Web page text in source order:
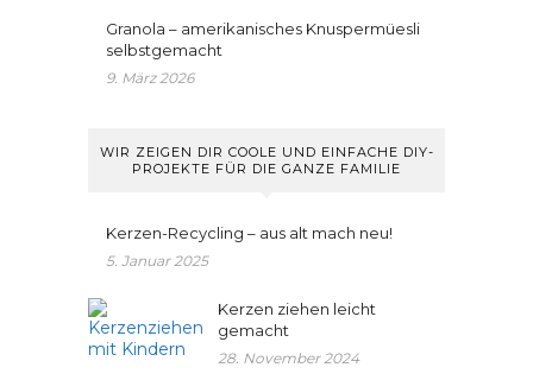
Granola – amerikanisches Knuspermüesli
selbstgemacht
9. März 2026
WIR ZEIGEN DIR COOLE UND EINFACHE DIY-
PROJEKTE FÜR DIE GANZE FAMILIE
Kerzen-Recycling – aus alt mach neu!
5. Januar 2025
Kerzen ziehen leicht
gemacht
28. November 2024